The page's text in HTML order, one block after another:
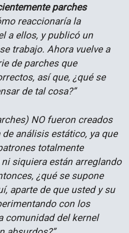
parches
reaccionaría la
a ellos, y publicó un
trabajo. Ahora vuelve a
de parches que
así que, ¿qué se
de tal cosa?”
NO fueron creados
análisis estático, ya que
totalmente
siquiera están arreglando
¿qué se supone
aparte de que usted y su
con los
comunidad del kernel